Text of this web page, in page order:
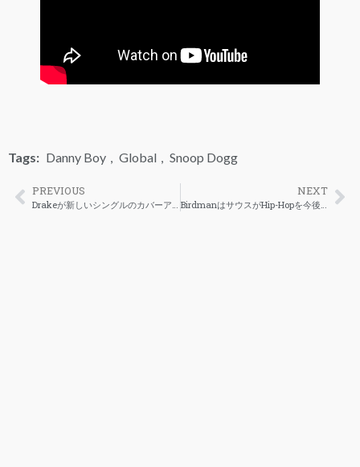
Tags: Danny Boy , Global , Snoop Dogg
PREVIOUS NEXT